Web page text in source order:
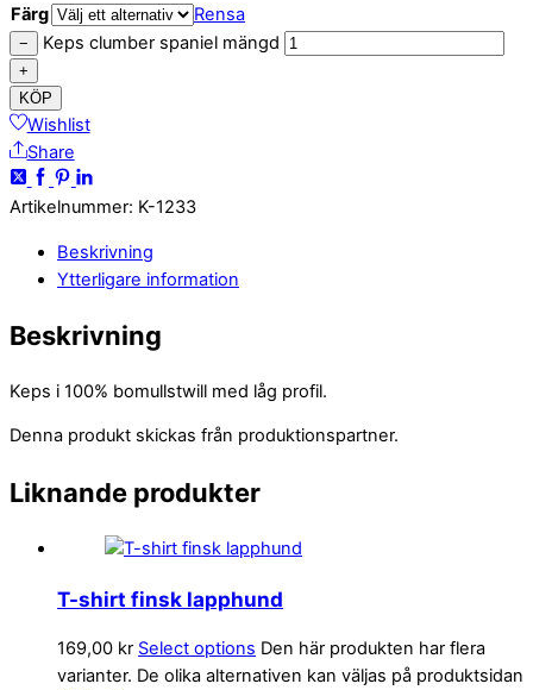
Färg Rensa
− Keps clumber spaniel mängd
+
KÖP
Wishlist
Share
Artikelnummer: K-1233
Beskrivning
Ytterligare information
Beskrivning
Keps i 100% bomullstwill med låg profil.
Denna produkt skickas från produktionspartner.
Liknande produkter
T-shirt finsk lapphund
169,00 kr Select options Den här produkten har flera
varianter. De olika alternativen kan väljas på produktsidan